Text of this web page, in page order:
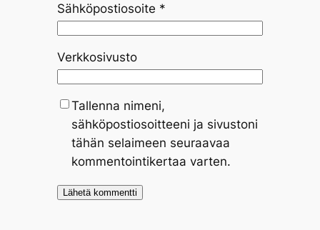
Sähköpostiosoite *
Verkkosivusto
Tallenna nimeni,
sähköpostiosoitteeni ja sivustoni
tähän selaimeen seuraavaa
kommentointikertaa varten.